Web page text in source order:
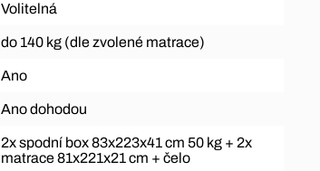
Volitelná
do 140 kg (dle zvolené matrace)
Ano
Ano dohodou
2x spodní box 83x223x41 cm 50 kg + 2x
matrace 81x221x21 cm + čelo